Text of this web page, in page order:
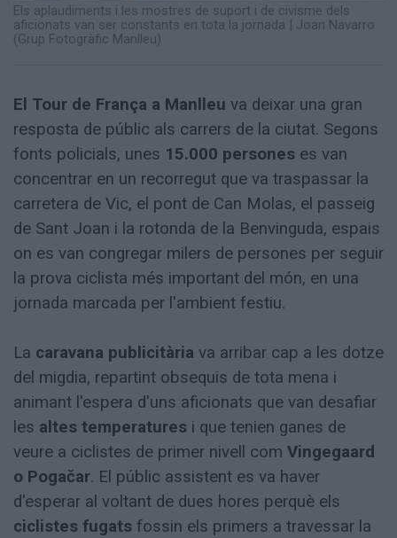
Els aplaudiments i les mostres de suport i de civisme dels
aficionats van ser constants en tota la jornada | Joan Navarro
(Grup Fotogràfic Manlleu)
El Tour de França a Manlleu va deixar una gran
resposta de públic als carrers de la ciutat. Segons
fonts policials, unes 15.000 persones es van
concentrar en un recorregut que va traspassar la
carretera de Vic, el pont de Can Molas, el passeig
de Sant Joan i la rotonda de la Benvinguda, espais
on es van congregar milers de persones per seguir
la prova ciclista més important del món, en una
jornada marcada per l'ambient festiu.
La caravana publicitària va arribar cap a les dotze
del migdia, repartint obsequis de tota mena i
animant l'espera d'uns aficionats que van desafiar
les altes temperatures i que tenien ganes de
veure a ciclistes de primer nivell com Vingegaard
o Pogačar. El públic assistent es va haver
d'esperar al voltant de dues hores perquè els
ciclistes fugats fossin els primers a travessar la